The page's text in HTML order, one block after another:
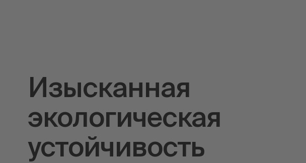
Изысканная
экологическая
устойчивость